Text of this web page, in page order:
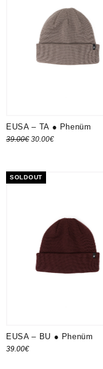
EUSA – TA ● Phenüm
39.00€ Le prix
39.00€.
30.00€Le prix
SOLDOUT
EUSA – BU ● Phenüm
39.00€